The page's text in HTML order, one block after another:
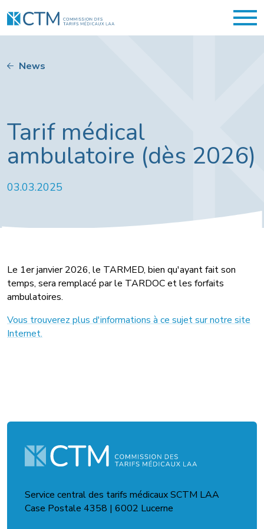
News
Tarif médical
ambulatoire (dès 2026)
03.03.2025
Le 1er janvier 2026, le TARMED, bien qu'ayant fait son
temps, sera remplacé par le TARDOC et les forfaits
ambulatoires.
Vous trouverez plus d'informations à ce sujet sur notre site
Internet.
Service central des tarifs médicaux SCTM LAA
Case Postale 4358 | 6002 Lucerne